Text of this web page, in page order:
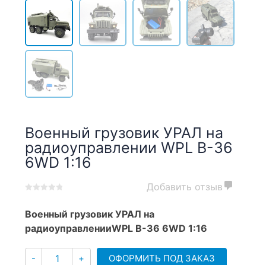
Военный грузовик УРАЛ на
радиоуправлении WPL B-36
6WD 1:16
of
based
Добавить отзыв
Военный грузовик УРАЛ на
радиоуправленииWPL B-36 6WD 1:16
- Количество
+ ОФОРМИТЬ ПОД ЗАКАЗ